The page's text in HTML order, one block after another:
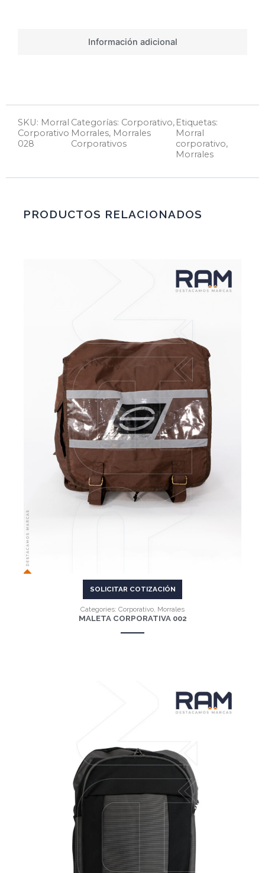
Información adicional
SKU: Morral
Corporativo
028
Categorías: Corporativo,
Morrales, Morrales
Corporativos
Etiquetas:
Morral
corporativo,
Morrales
PRODUCTOS RELACIONADOS
VER MÁS
SOLICITAR COTIZACIÓN
Categories: Corporativo, Morrales
MALETA CORPORATIVA 002
VER MÁS